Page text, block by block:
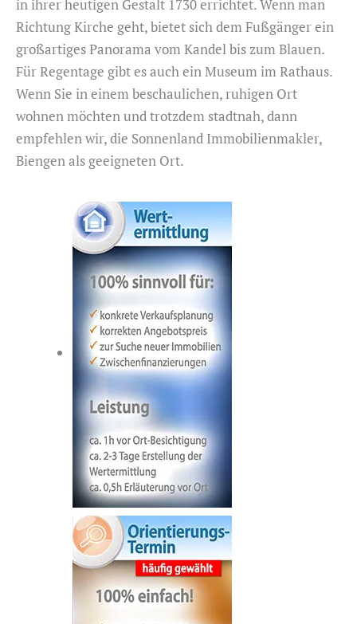
in ihrer heutigen Gestalt 1730 errichtet. Wenn man
Richtung Kirche geht, bietet sich dem Fußgänger ein
großartiges Panorama vom Kandel bis zum Blauen.
Für Regentage gibt es auch ein Museum im Rathaus.
Wenn Sie in einem beschaulichen, ruhigen Ort
wohnen möchten und trotzdem stadtnah, dann
empfehlen wir, die Sonnenland Immobilienmakler,
Biengen als geeigneten Ort.